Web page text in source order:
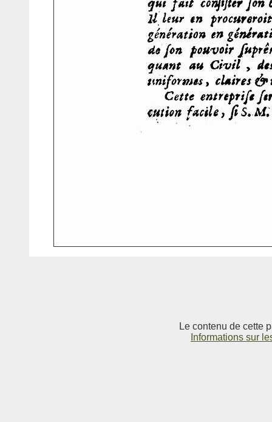
Le contenu de cette
Informations sur